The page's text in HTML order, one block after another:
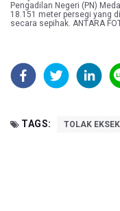
Pengadilan Negeri (PN)
18.151 meter persegi yang
secara sepihak. ANTARA
TAGS: TOLAK